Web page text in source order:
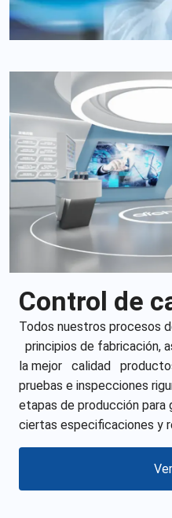
Control de
Todos nuestros procesos
principios de fabricación,
la mejor calidad
pruebas e inspecciones
etapas de producción para
ciertas especificaciones y